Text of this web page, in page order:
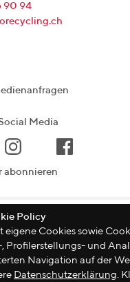
90 94
Media
abonnieren
33 8004 Zürich |
Policy
eigene Cookies sowie
Profilerstellungs- und
Navigation auf der
Datenschutzerklärung.